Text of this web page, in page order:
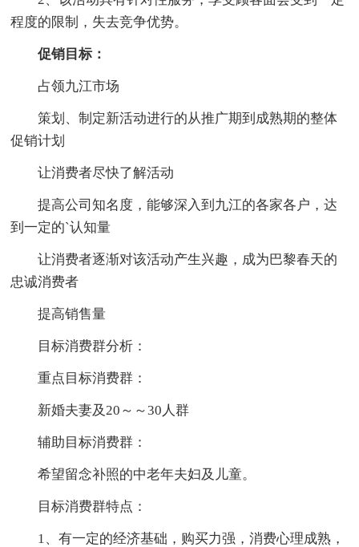
程度的限制，失去竞争优势。
促销目标：
占领九江市场
策划、制定新活动进行的从推广期到成熟期的整体
促销计划
让消费者尽快了解活动
提高公司知名度，能够深入到九江的各家各户，达
到一定的`认知量
让消费者逐渐对该活动产生兴趣，成为巴黎春天的
忠诚消费者
提高销售量
目标消费群分析：
重点目标消费群：
新婚夫妻及20～～30人群
辅助目标消费群：
希望留念补照的中老年夫妇及儿童。
目标消费群特点：
1、有一定的经济基础，购买力强，消费心理成熟，